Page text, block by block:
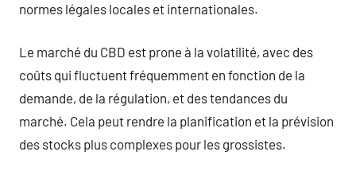
normes légales locales et internationales.
Le marché du CBD est prone à la volatilité, avec des
coûts qui fluctuent fréquemment en fonction de la
demande, de la régulation, et des tendances du
marché. Cela peut rendre la planification et la prévision
des stocks plus complexes pour les grossistes.